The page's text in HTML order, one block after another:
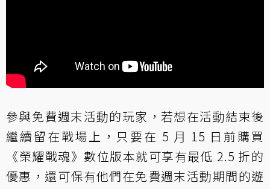
參與免費週末活動的玩家，若想在活動結束後
繼續留在戰場上，只要在 5 月 15 日前購買
《榮耀戰魂》數位版本就可享有最低 2.5 折的
優惠，還可保有他們在免費週末活動期間的遊